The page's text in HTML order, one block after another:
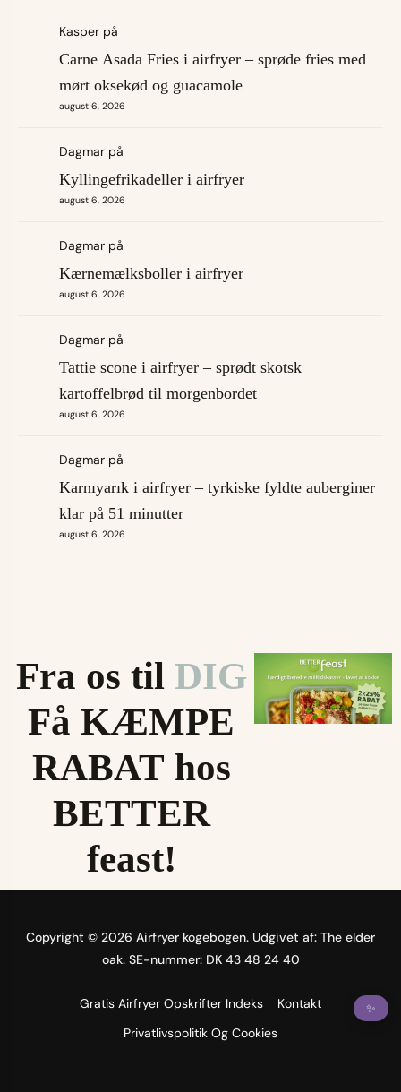
Kasperpå
Carne Asada Fries i airfryer – sprøde fries med
mørt oksekød og guacamole
august 6, 2026
Dagmarpå
Kyllingefrikadeller i airfryer
august 6, 2026
Dagmarpå
Kærnemælksboller i airfryer
august 6, 2026
Dagmarpå
Tattie scone i airfryer – sprødt skotsk
kartoffelbrød til morgenbordet
august 6, 2026
Dagmarpå
Karnıyarık i airfryer – tyrkiske fyldte auberginer
klar på 51 minutter
august 6, 2026
Fra os til DIG
Få KÆMPE
RABAT hos
BETTER
feast!
Copyright © 2026 Airfryer kogebogen. Udgivet af: The elder
oak. SE-nummer: DK 43 48 24 40
Gratis Airfryer Opskrifter Indeks
Kontakt
Privatlivspolitik Og Cookies
✨